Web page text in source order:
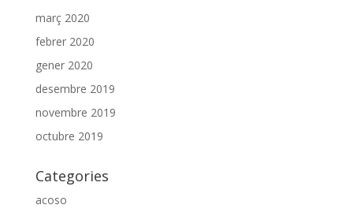
març 2020
febrer 2020
gener 2020
desembre 2019
novembre 2019
octubre 2019
Categories
acoso